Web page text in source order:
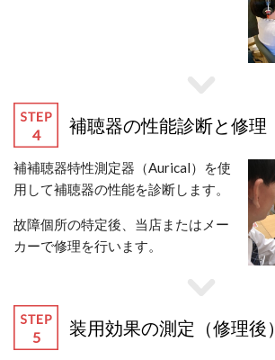
補聴器の性能診断と修理
補補聴器特性測定器（Aurical）を使
用して補聴器の性能を診断します。
故障個所の特定後、当店またはメー
カーで修理を行います。
装用効果の測定（修理後）